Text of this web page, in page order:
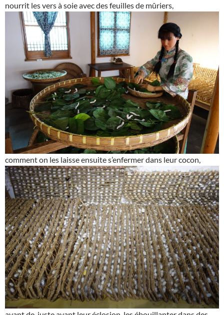
nourrit les vers à soie avec des feuilles de mûriers,
comment on les laisse ensuite s’enfermer dans leur cocon,